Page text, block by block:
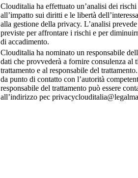
Clouditalia ha effettuato un’analisi dei
all’impatto sui diritti e le libertà
alla gestione della privacy. L’analisi
previste per affrontare i rischi e per
di accadimento.
Clouditalia ha nominato un responsabile
dati che provvederà a fornire consulenza al
trattamento e al responsabile del
da punto di contatto con l’autorità
responsabile del trattamento può essere
all’indirizzo pec